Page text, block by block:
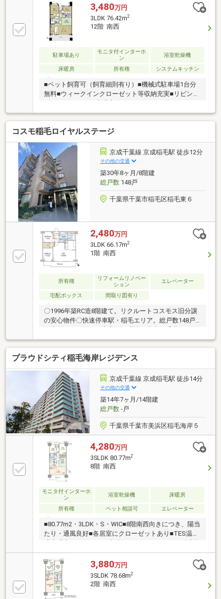
でスピーディーに処理できるディスポーザーが、キッ
チンの美しさと清潔さを保つ。◆冬の足元をじんわり
と温める床暖房や食器洗乾燥機が、毎日の家事時間を
穏やかに支える。◇ウォークインクローゼットをはじ
めとする全居室の豊富な収納が、居住空間をすっきり
と整える。◆水回りからフローリングまで一新された
室内で、窓外に広がる遮るもののない眺望を深く味わ
3,480万円
3LDK 76.42m2
12階 南西
駐車場あり
モニタ付インターホ
ン
浴室乾燥機
床暖房 所有権 システムキッチン
■ペット飼育可（飼育細則有り）■機械式駐車場1台分
無料■ウィークインクローゼット等収納充実■リビング
ンには、ディスポーザーを設置■1418サイズの浴室に
は、雨の日に便利な浴室換気暖房乾燥機付き■バルコ
ニーにはスロップシンクがあり、ガーデニングやアウ
トドア用品のお手入れにも便利■総戸数139戸■2022年
大規模修繕工事実施
コスモ稲毛ロイヤルステージ
京成千葉線 京成稲毛駅 徒歩12分
その他の交通
築30年8ヶ月/8階建
総戸数148戸
千葉県千葉市稲毛区稲毛東６
2,480万円
3LDK 66.17m2
1階 南西
所有権
リフォームリノベー
ション
エレベーター
宅配ボックス 間取り図有り
〇1996年築RC造8階建て。リクルートコスモス旧分譲
の安心物件〇快速停車駅・稲毛エリア。総戸数148戸
クセス良好〇稲毛の落ち着いた住宅街。公園も多く、
子育てファミリーに適した環境〇稲毛区の人気エリ
ア。教育施設充実、通学にも安心な環境〇海浜エリア
近接。自然も都市も楽しめる稲毛の暮らし〇「稲毛
駅」前には24時間スーパーあり。共働き世帯にも便利
な立地◇◆新規内装リフォーム物件（2026年4月中旬
完了）◇◆全室クロス張り替え、フローリング張り、
給湯器、キッチン・洗面・浴室・トイレ新規交換・美
装、間取り変更
プラウドシティ稲毛海岸レジデンス
京成千葉線 京成稲毛駅 徒歩14分
その他の交通
築14年7ヶ月/14階建
総戸数-戸
千葉県千葉市美浜区稲毛海岸５
4,280万円
3SLDK 80.77m2
8階 南西
モニタ付インターホ
ン
浴室乾燥機 床暖房
所有権 ペット相談可 エレベーター
■80.77m2・3LDK・S・WIC■8階南西向きにつき、陽当
たり・通風良好■各居室にクローゼットあり■TES温水
気暖房乾燥機■24時間ゴミステーション■宅配ロッカー
■暮らしやすさをかなえる、機能的な設備・仕様 美
しさと共に家事のしやすさにも配慮されています！■
オートロックシステム等 安心して暮らせるセキュリ
ティーが導入されています■永く快適な暮らしを支え
3,880万円
3SLDK 78.68m2
2階 南西